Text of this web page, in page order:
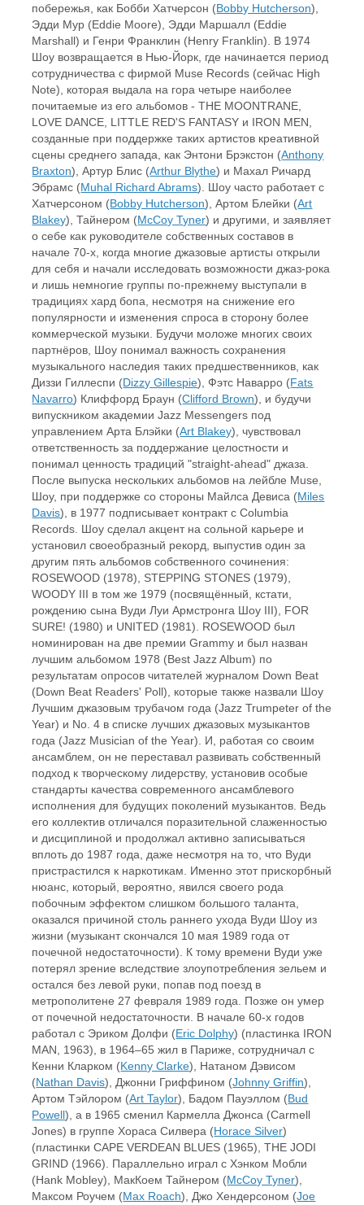
побережья, как Бобби Хатчерсон (Bobby Hutcherson),
Эдди Мур (Eddie Moore), Эдди Маршалл (Eddie
Marshall) и Генри Франклин (Henry Franklin). В 1974
Шоу возвращается в Нью-Йорк, где начинается период
сотрудничества с фирмой Muse Records (сейчас High
Note), которая выдала на гора четыре наиболее
почитаемые из его альбомов - THE MOONTRANE,
LOVE DANCE, LITTLE RED'S FANTASY и IRON MEN,
созданные при поддержке таких артистов креативной
сцены среднего запада, как Энтони Брэкстон (Anthony
Braxton), Артур Блис (Arthur Blythe) и Махал Ричард
Эбрамс (Muhal Richard Abrams). Шоу часто работает с
Хатчерсоном (Bobby Hutcherson), Артом Блейки (Art
Blakey), Тайнером (McCoy Tyner) и другими, и заявляет
о себе как руководителе собственных составов в
начале 70-х, когда многие джазовые артисты открыли
для себя и начали исследовать возможности джаз-рока
и лишь немногие группы по-прежнему выступали в
традициях хард бопа, несмотря на снижение его
популярности и изменения спроса в сторону более
коммерческой музыки. Будучи моложе многих своих
партнёров, Шоу понимал важность сохранения
музыкального наследия таких предшественников, как
Диззи Гиллеспи (Dizzy Gillespie), Фэтс Наварро (Fats
Navarro) Клиффорд Браун (Clifford Brown), и будучи
випускником академии Jazz Messengers под
управлением Арта Блэйки (Art Blakey), чувствовал
ответственность за поддержание целостности и
понимал ценность традиций "straight-ahead" джаза.
После выпуска нескольких альбомов на лейбле Muse,
Шоу, при поддержке со стороны Майлса Девиса (Miles
Davis), в 1977 подписывает контракт с Columbia
Records. Шоу сделал акцент на сольной карьере и
установил своеобразный рекорд, выпустив один за
другим пять альбомов собственного сочинения:
ROSEWOOD (1978), STEPPING STONES (1979),
WOODY III в том же 1979 (посвящённый, кстати,
рождению сына Вуди Луи Армстронга Шоу III), FOR
SURE! (1980) и UNITED (1981). ROSEWOOD был
номинирован на две премии Grammy и был назван
лучшим альбомом 1978 (Best Jazz Album) по
результатам опросов читателей журналом Down Beat
(Down Beat Readers' Poll), которые также назвали Шоу
Лучшим джазовым трубачом года (Jazz Trumpeter of the
Year) и No. 4 в списке лучших джазовых музыкантов
года (Jazz Musician of the Year). И, работая со своим
ансамблем, он не переставал развивать собственный
подход к творческому лидерству, установив особые
стандарты качества современного ансамблевого
исполнения для будущих поколений музыкантов. Ведь
его коллектив отличался поразительной слаженностью
и дисциплиной и продолжал активно записываться
вплоть до 1987 года, даже несмотря на то, что Вуди
пристрастился к наркотикам. Именно этот прискорбный
нюанс, который, вероятно, явился своего рода
побочным эффектом слишком большого таланта,
оказался причиной столь раннего ухода Вуди Шоу из
жизни (музыкант скончался 10 мая 1989 года от
почечной недостаточности). К тому времени Вуди уже
потерял зрение вследствие злоупотребления зельем и
остался без левой руки, попав под поезд в
метрополитене 27 февраля 1989 года. Позже он умер
от почечной недостаточности. В начале 60-х годов
работал с Эриком Долфи (Eric Dolphy) (пластинка IRON
MAN, 1963), в 1964–65 жил в Париже, сотрудничал с
Кенни Кларком (Kenny Clarke), Натаном Дэвисом
(Nathan Davis), Джонни Гриффином (Johnny Griffin),
Артом Тэйлором (Art Taylor), Бадом Пауэллом (Bud
Powell), а в 1965 сменил Кармелла Джонса (Carmell
Jones) в группе Хораса Силвера (Horace Silver)
(пластинки CAPE VERDEAN BLUES (1965), THE JODI
GRIND (1966). Параллельно играл с Хэнком Мобли
(Hank Mobley), МакКоем Тайнером (McCoy Tyner),
Максом Роучем (Max Roach), Джо Хендерсоном (Joe